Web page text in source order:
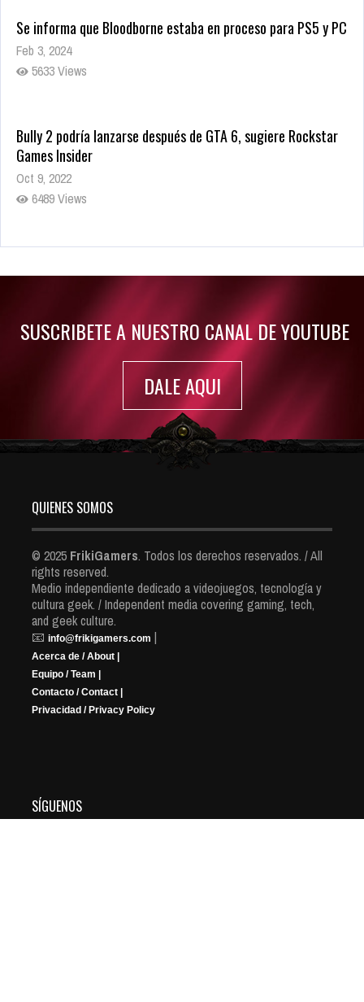
Se informa que Bloodborne estaba en proceso para PS5 y PC
Feb 3, 2024
5633 Views
Bully 2 podría lanzarse después de GTA 6, sugiere Rockstar
Games Insider
Oct 9, 2022
6489 Views
Rumor: Se filtran los primeros detalles de Resident Evil 9
SUSCRIBETE A NUESTRO CANAL DE YOUTUBE
DALE AQUI
QUIENES SOMOS
© 2025 FrikiGamers. Todos los derechos reservados. / All
rights reserved.
Medio independiente dedicado a videojuegos, tecnología y
cultura geek. / Independent media covering gaming, tech,
and geek culture.
📧 info@frikigamers.com |
Acerca de / About |
Equipo / Team |
Contacto / Contact |
Privacidad / Privacy Policy
SÍGUENOS